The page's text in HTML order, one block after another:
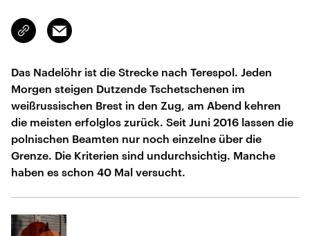
Link
kopieren/teilen
Email
Das Nadelöhr ist die Strecke nach Terespol. Jeden
Morgen steigen Dutzende Tschetschenen im
weißrussischen Brest in den Zug, am Abend kehren
die meisten erfolglos zurück. Seit Juni 2016 lassen die
polnischen Beamten nur noch einzelne über die
Grenze. Die Kriterien sind undurchsichtig. Manche
haben es schon 40 Mal versucht.